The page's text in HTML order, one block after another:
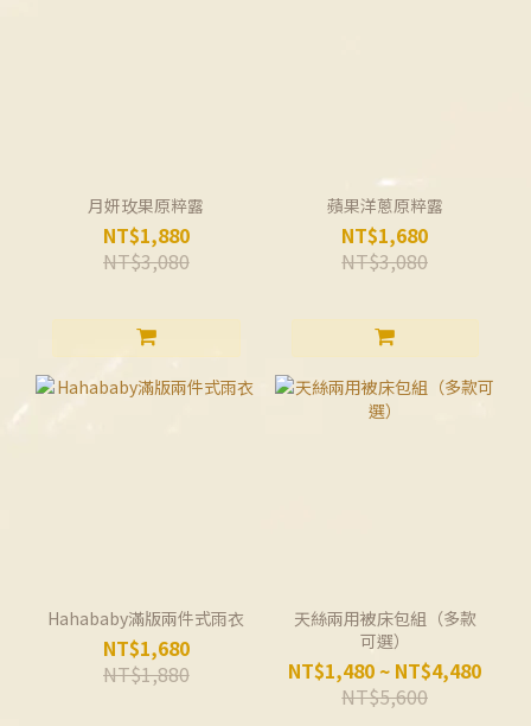
月妍玫果原粹露
NT$1,880
NT$3,080
蘋果洋蔥原粹露
NT$1,680
NT$3,080
Hahababy滿版兩件式雨衣
NT$1,680
NT$1,880
天絲兩用被床包組（多款
可選）
NT$1,480 ~ NT$4,480
NT$5,600